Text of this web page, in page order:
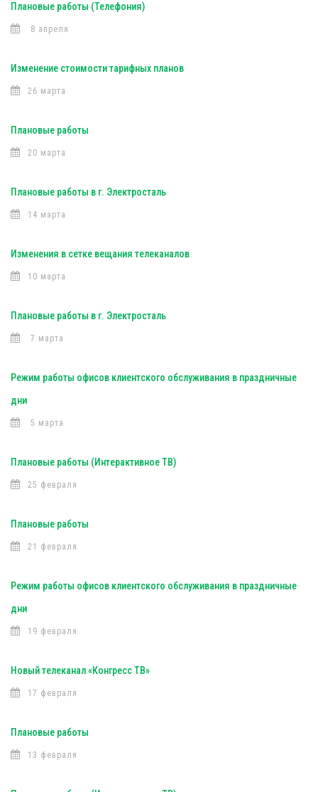
Плановые работы (Телефония)
8 апреля
Изменение стоимости тарифных планов
26 марта
Плановые работы
20 марта
Плановые работы в г. Электросталь
14 марта
Изменения в сетке вещания телеканалов
10 марта
Плановые работы в г. Электросталь
7 марта
Режим работы офисов клиентского обслуживания в праздничные
дни
5 марта
Плановые работы (Интерактивное ТВ)
25 февраля
Плановые работы
21 февраля
Режим работы офисов клиентского обслуживания в праздничные
дни
19 февраля
Новый телеканал «Конгресс ТВ»
17 февраля
Плановые работы
13 февраля